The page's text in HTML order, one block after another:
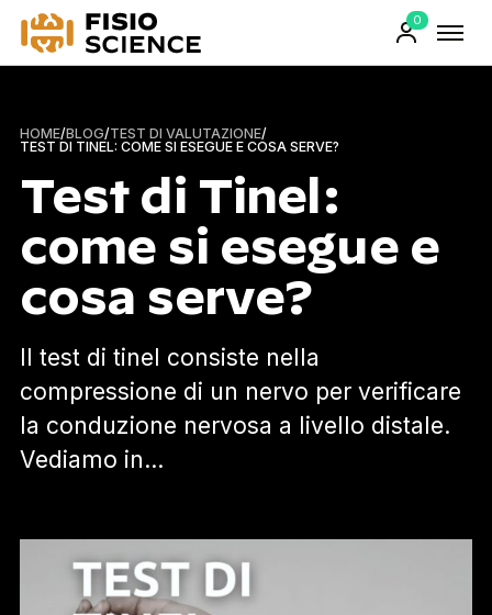
0
Prodotti
HOME/BLOG/TEST DI VALUTAZIONE/
TEST DI TINEL: COME SI ESEGUE E COSA SERVE?
Test di Tinel:
come si esegue e
cosa serve?
Il test di tinel consiste nella
compressione di un nervo per verificare
la conduzione nervosa a livello distale.
Vediamo in…